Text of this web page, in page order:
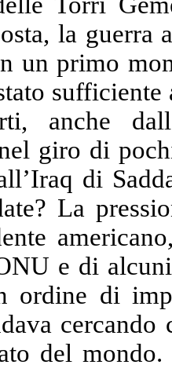
la guerra
un primo
anche
giro di
di
La
e di
ordine di
cercando
del mondo.